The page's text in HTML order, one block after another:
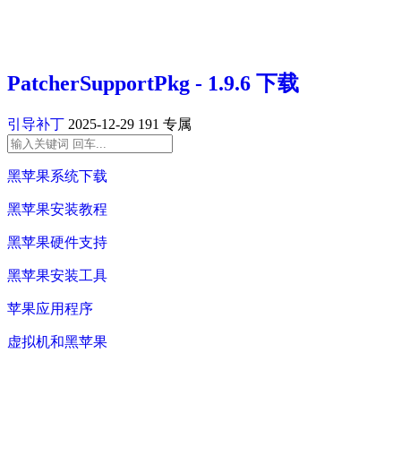
PatcherSupportPkg - 1.9.6 下载
引导补丁 2025-12-29 191 专属
黑苹果系统下载
黑苹果安装教程
黑苹果硬件支持
黑苹果安装工具
苹果应用程序
虚拟机和黑苹果